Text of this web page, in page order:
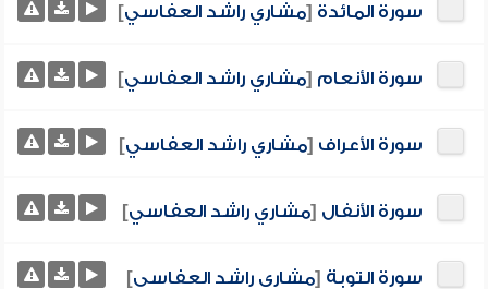
سورة المائدة [مشاري راشد العفاسي]
سورة الأنعام [مشاري راشد العفاسي]
سورة الأعراف [مشاري راشد العفاسي]
سورة الأنفال [مشاري راشد العفاسي]
سورة التوبة [مشاري راشد العفاسي]